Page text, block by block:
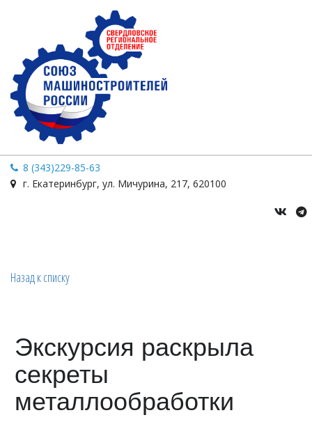
8 (343)229-85-63
г. Екатеринбург, ул. Мичурина, 217, 620100
Назад к списку
Экскурсия раскрыла
секреты
металлообработки